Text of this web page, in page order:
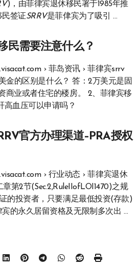
)，由菲律宾退休移民署于1985年推
民签证SRRV是菲侓宾为了吸引 …
民需要注意什么？
› 菲岛资讯 › 菲律宾srrv
金的区别是什么？ 答：2万美元是固
商业或者住宅的楼房。 2、菲律宾移
高血压可以申请吗？
官方办理渠道–PRA授权
› 行业动态 › 菲律宾退休
第2节(Sec.2,RuleIIofLOI1470)之规
的投资者，只要满足最低投资(存款)
的永久居留资格及无限制多次出 …